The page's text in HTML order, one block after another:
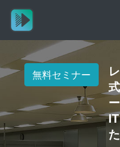
無料セミナー